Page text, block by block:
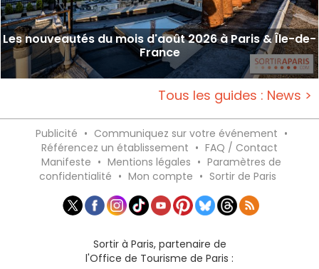
Les nouveautés du mois d'août 2026 à Paris & Île-de-
France
Tous les guides : News >
Publicité • Communiquez sur votre événement •
Référencez un établissement • FAQ / Contact
Manifeste • Mentions légales • Paramètres de
confidentialité • Mon compte • Sortir de Paris
Sortir à Paris, partenaire de
l'Office de Tourisme de Paris :